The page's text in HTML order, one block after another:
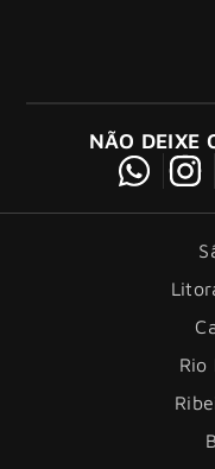
NÃO DEIXE
Rio